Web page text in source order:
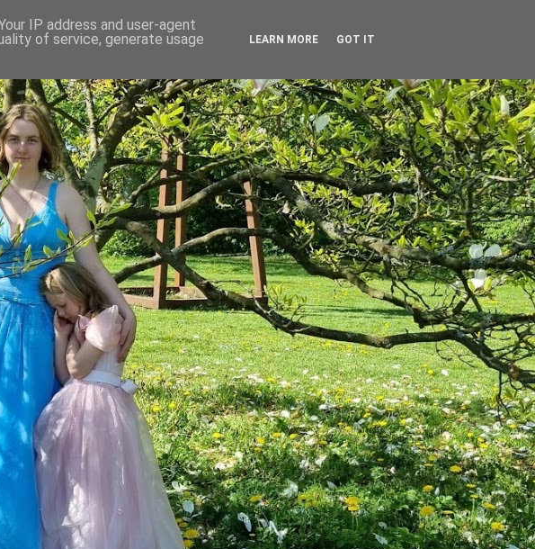
IP address and user-agent
of service, generate usage
LEARN MORE GOT IT